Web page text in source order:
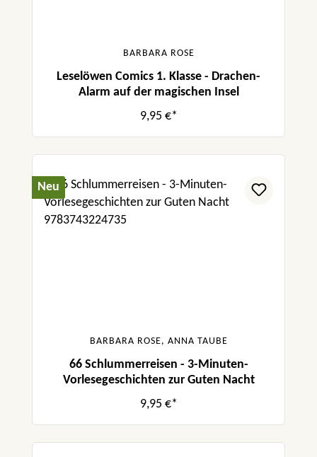
BARBARA ROSE
Leselöwen Comics 1. Klasse - Drachen-
Alarm auf der magischen Insel
9,95 €*
Neu
BARBARA ROSE, ANNA TAUBE
66 Schlummerreisen - 3-Minuten-
Vorlesegeschichten zur Guten Nacht
9,95 €*